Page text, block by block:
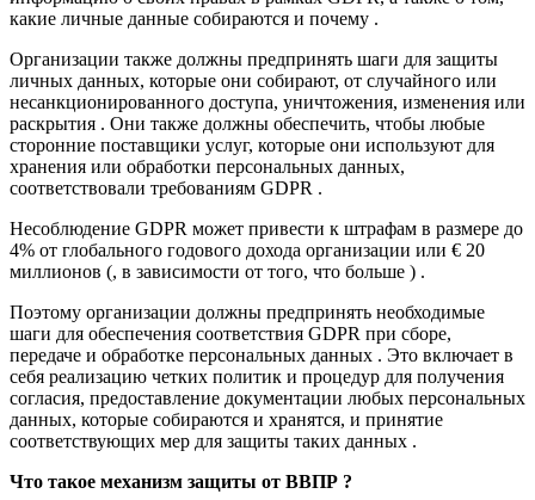
какие личные данные собираются и почему .
Организации также должны предпринять шаги для защиты
личных данных, которые они собирают, от случайного или
несанкционированного доступа, уничтожения, изменения или
раскрытия . Они также должны обеспечить, чтобы любые
сторонние поставщики услуг, которые они используют для
хранения или обработки персональных данных,
соответствовали требованиям GDPR .
Несоблюдение GDPR может привести к штрафам в размере до
4% от глобального годового дохода организации или € 20
миллионов (, в зависимости от того, что больше ) .
Поэтому организации должны предпринять необходимые
шаги для обеспечения соответствия GDPR при сборе,
передаче и обработке персональных данных . Это включает в
себя реализацию четких политик и процедур для получения
согласия, предоставление документации любых персональных
данных, которые собираются и хранятся, и принятие
соответствующих мер для защиты таких данных .
Что такое механизм защиты от ВВПР ?